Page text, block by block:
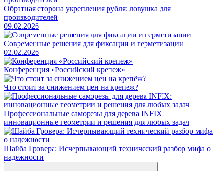
Обратная сторона укрепления рубля: ловушка для
производителей
09.02.2026
Современные решения для фиксации и герметизации
02.02.2026
Конференция «Российский крепеж»
Что стоит за снижением цен на крепёж?
Профессиональные саморезы для дерева INFIX:
инновационные геометрии и решения для любых задач
Шайба Гровера: Исчерпывающий технический разбор мифа о
надежности